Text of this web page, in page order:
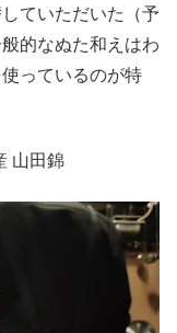
ていただいた（予
的なぬた和えはわ
っているのが特
山田錦